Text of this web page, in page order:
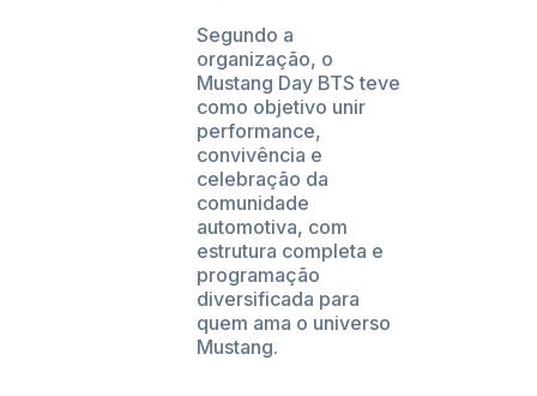
Segundo a
organização, o
Mustang Day BTS teve
como objetivo unir
performance,
convivência e
celebração da
comunidade
automotiva, com
estrutura completa e
programação
diversificada para
quem ama o universo
Mustang.